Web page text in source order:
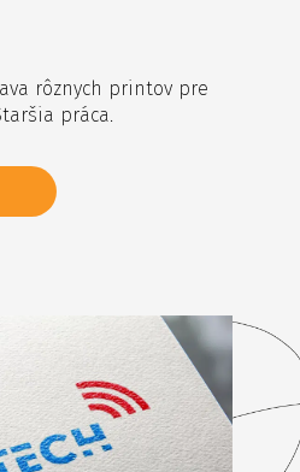
rôznych printov pre
práca.